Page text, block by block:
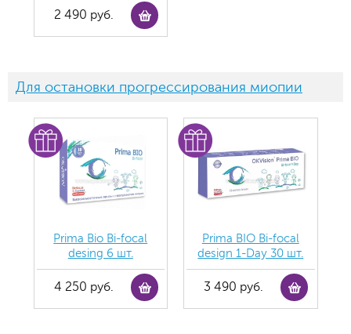
2 490 руб.
Для остановки прогрессирования миопии
Prima Bio Bi-focal
desing 6 шт.
4 250 руб.
Prima BIO Bi-focal
design 1-Day 30 шт.
3 490 руб.